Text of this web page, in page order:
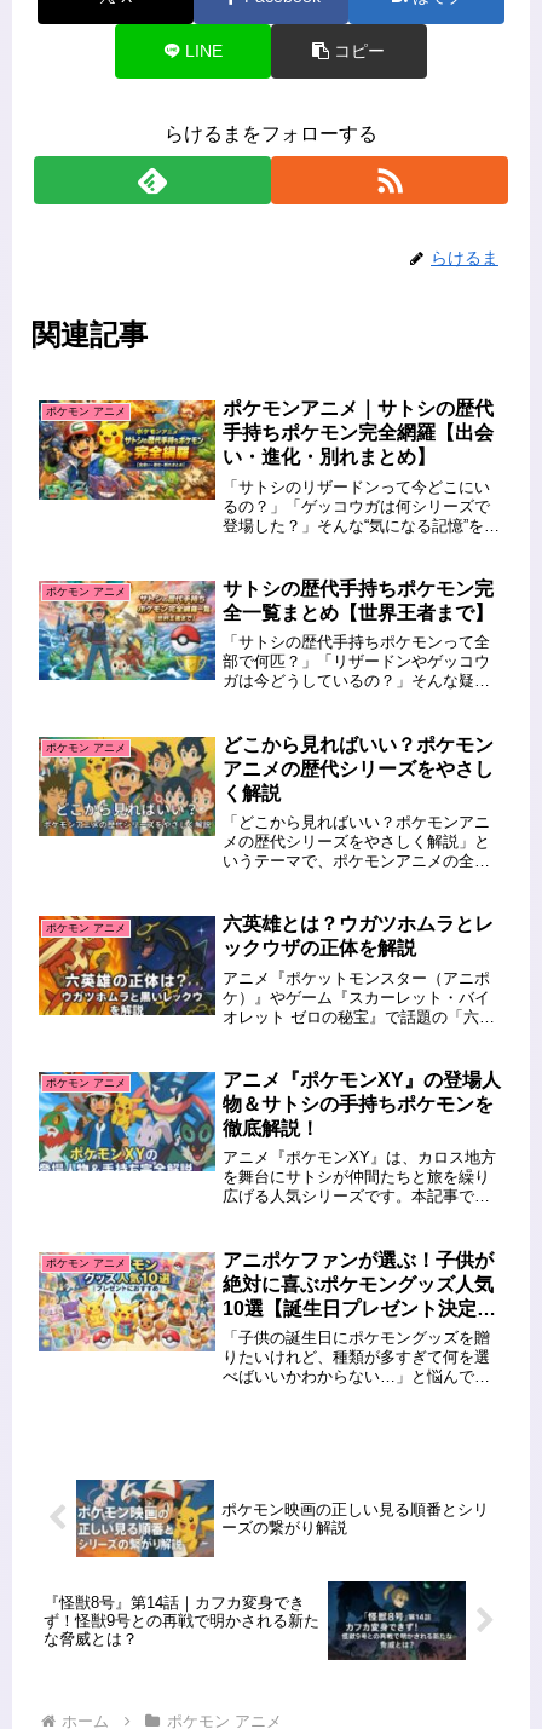
LINE コピー
らけるまをフォローする
らけるま
関連記事
ポケモン アニメ
ポケモンアニメ｜サトシの歴代
手持ちポケモン完全網羅【出会
い・進化・別れまとめ】
「サトシのリザードンって今どこにい
るの？」「ゲッコウガは何シリーズで
登場した？」そんな“気になる記憶”をも
主人公サトシが手持ちにしてきた歴代
ポケモンたちを、シリーズ別・完全...
ポケモン アニメ
サトシの歴代手持ちポケモン完
全一覧まとめ【世界王者まで】
「サトシの歴代手持ちポケモンって全
部で何匹？」「リザードンやゲッコウ
ガは今どうしているの？」そんな疑問
わたり旅を続けてきたサトシは、各地
方で数多くのポケモンと出会い、別
れ...
ポケモン アニメ
どこから見ればいい？ポケモン
アニメの歴代シリーズをやさし
く解説
「どこから見ればいい？ポケモンアニ
メの歴代シリーズをやさしく解説」と
いうテーマで、ポケモンアニメの全シ
で、それぞれの作品の魅力や特徴をま
とめています。アニメ歴が浅い方から
復習...
ポケモン アニメ
六英雄とは？ウガツホムラとレ
ックウザの正体を解説
アニメ『ポケットモンスター（アニポ
ケ）』やゲーム『スカーレット・バイ
オレット ゼロの秘宝』で話題の「六英
いのではないでしょうか。特に、ウガ
ツホムラの正体が「エンテイ」では
な...
ポケモン アニメ
アニメ『ポケモンXY』の登場人
物＆サトシの手持ちポケモンを
徹底解説！
アニメ『ポケモンXY』は、カロス地方
を舞台にサトシが仲間たちと旅を繰り
広げる人気シリーズです。本記事で
いた手持ちポケモンを詳しく紹介しま
す。登場人物の魅力や各ポケモンの
特...
ポケモン アニメ
アニポケファンが選ぶ！子供が
絶対に喜ぶポケモングッズ人気
10選【誕生日プレゼント決定
版】
「子供の誕生日にポケモングッズを贈
りたいけれど、種類が多すぎて何を選
べばいいかわからない…」と悩んでい
ポケモン映画の正しい見る順番とシリ
ーズの繋がり解説
『怪獣8号』第14話｜カフカ変身でき
ず！怪獣9号との再戦で明かされる新た
な脅威とは？
ホーム ポケモン アニメ